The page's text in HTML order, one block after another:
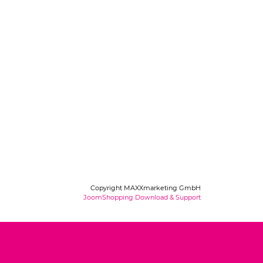
Copyright MAXXmarketing GmbH
JoomShopping Download & Support